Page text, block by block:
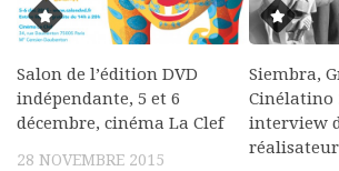
Salon de l’édition DVD
indépendante, 5 et 6
décembre, cinéma La Clef
28 NOVEMBRE 2015
Siembra,
Cinélatino
interview